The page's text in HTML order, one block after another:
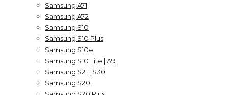
Samsung A71
Samsung A72
Samsung S10
Samsung S10 Plus
Samsung S10e
Samsung S10 Lite | A91
Samsung S21 | S30
Samsung S20